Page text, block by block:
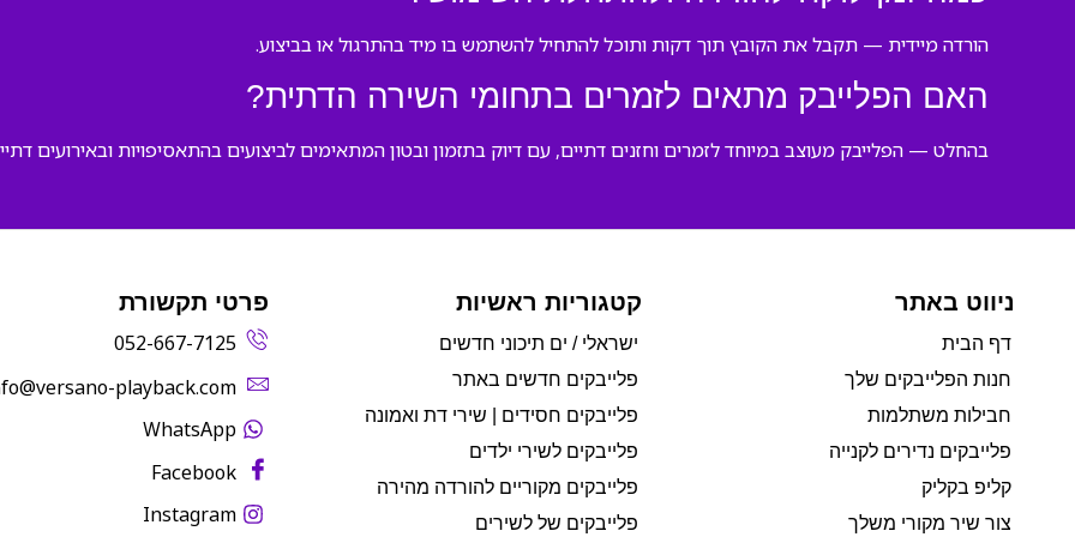
הורדה מיידית — תקבל את הקובץ תוך דקות ותוכל להתחיל להשתמש בו מיד בהתרגול או בביצוע.
האם הפלייבק מתאים לזמרים בתחומי השירה הדתית?
בהחלט — הפלייבק מעוצב במיוחד לזמרים וחזנים דתיים, עם דיוק בתזמון ובטון המתאימים לביצועים בהתאסיפויות ובאירועים
ניווט באתר
דף הבית
חנות הפלייבקים שלך
חבילות משתלמות
פלייבקים נדירים לקנייה
קליפ בקליק
צור שיר מקורי משלך
קטגוריות ראשיות
ישראלי / ים תיכוני חדשים
פלייבקים חדשים באתר
פלייבקים חסידים | שירי דת ואמונה
פלייבקים לשירי ילדים
פלייבקים מקוריים להורדה מהירה
פלייבקים של לשירים
פרטי תקשורת
052-667-7125
playback.com‬
WhatsApp
Facebook
Instagram